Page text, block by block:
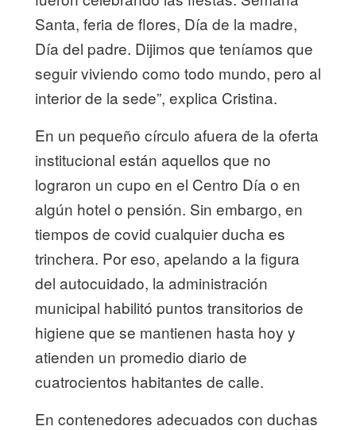
Santa, feria de flores, Día de la madre,
Día del padre. Dijimos que teníamos que
seguir viviendo como todo mundo, pero al
interior de la sede”, explica Cristina.
En un pequeño círculo afuera de la oferta
institucional están aquellos que no
lograron un cupo en el Centro Día o en
algún hotel o pensión. Sin embargo, en
tiempos de covid cualquier ducha es
trinchera. Por eso, apelando a la figura
del autocuidado, la administración
municipal habilitó puntos transitorios de
higiene que se mantienen hasta hoy y
atienden un promedio diario de
cuatrocientos habitantes de calle.
En contenedores adecuados con duchas